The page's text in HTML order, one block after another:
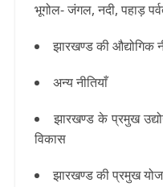
भूगोल- जंगल, नदी, पहाड़
झारखण्ड की औद्योगिक
अन्य नीतियाँ
झारखण्ड के प्रमुख
विकास
झारखण्ड की प्रमुख